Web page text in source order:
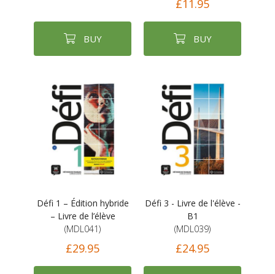
BUY
£11.95
BUY
Défi 1 – Édition hybride
– Livre de l’élève
(MDL041)
£29.95
Défi 3 - Livre de l'élève -
B1
(MDL039)
£24.95